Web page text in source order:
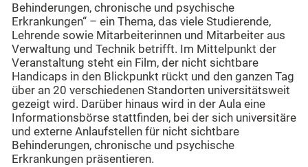
Behinderungen, chronische und psychische
Erkrankungen“ – ein Thema, das viele Studierende,
Lehrende sowie Mitarbeiterinnen und Mitarbeiter aus
Verwaltung und Technik betrifft. Im Mittelpunkt der
Veranstaltung steht ein Film, der nicht sichtbare
Handicaps in den Blickpunkt rückt und den ganzen Tag
über an 20 verschiedenen Standorten universitätsweit
gezeigt wird. Darüber hinaus wird in der Aula eine
Informationsbörse stattfinden, bei der sich universitäre
und externe Anlaufstellen für nicht sichtbare
Behinderungen, chronische und psychische
Erkrankungen präsentieren.